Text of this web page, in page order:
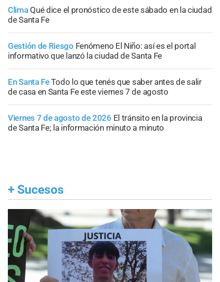
Clima Qué dice el pronóstico de este sábado en la ciudad
de Santa Fe
Gestión de Riesgo Fenómeno El Niño: así es el portal
informativo que lanzó la ciudad de Santa Fe
En Santa FeTodo lo que tenés que saber antes de salir
de casa en Santa Fe este viernes 7 de agosto
Viernes 7 de agosto de 2026 El tránsito en la provincia
de Santa Fe; la información minuto a minuto
+ Sucesos